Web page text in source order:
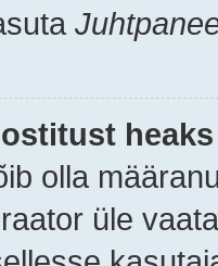
olla
üle